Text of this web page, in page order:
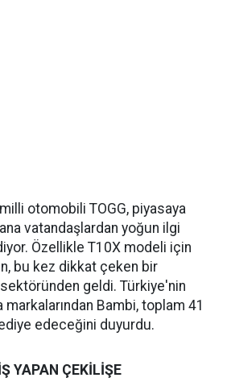
otomobili TOGG, piyasaya
vatandaşlardan yoğun ilgi
Özellikle T10X modeli için
bu kez dikkat çeken bir
geldi. Türkiye'nin
Bambi, toplam 41
edeceğini duyurdu.
YAPAN ÇEKİLİŞE